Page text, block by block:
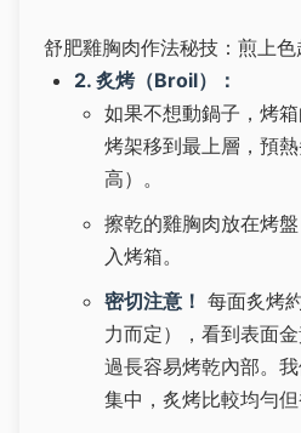
舒肥雞胸肉作法秘技：煎上色
2. 炙烤（Broil）：
如果不想動鍋子，烤
烤架移到最上層，預
高）。
擦乾的雞胸肉放在烤
入烤箱。
密切注意！ 每面炙烤
力而定），看到表面
過長容易烤乾內部。
集中，炙烤比較均勻但